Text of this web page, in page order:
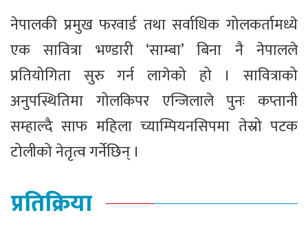
नेपालकी प्रमुख फरवार्ड तथा सर्वाधिक गोलकर्तामध्ये
एक सावित्रा भण्डारी ‘साम्बा’ बिना नै नेपालले
प्रतियोगिता सुरु गर्न लागेको हो । सावित्राको
अनुपस्थितिमा गोलकिपर एन्जिलाले पुनः कप्तानी
सम्हाल्दै साफ महिला च्याम्पियनसिपमा तेस्रो पटक
टोलीको नेतृत्व गर्नेछिन् ।
प्रतिक्रिया